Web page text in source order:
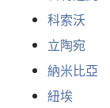
科索沃
立陶宛
納米比亞
紐埃